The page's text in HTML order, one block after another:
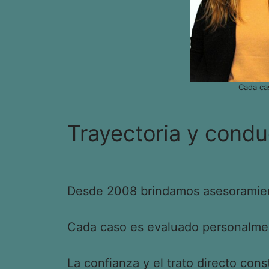
Cada
Trayectoria y
Desde 2008 brindamos
Cada caso es evaluado
La confianza y el trato directo